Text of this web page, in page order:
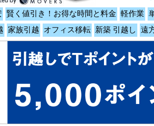
賢く値引き！お得な時間と料金 軽作業
家族引越 オフィス移転 新築 引越し 遠